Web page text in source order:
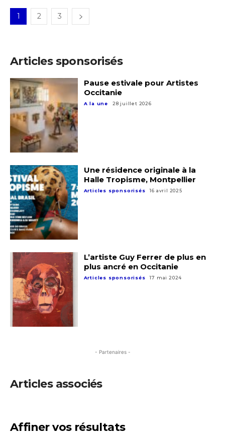
1 2 3
Articles sponsorisés
Pause estivale pour Artistes
Occitanie
A la une 28 juillet 2026
Une résidence originale à la
Halle Tropisme, Montpellier
Articles sponsorisés 16 avril 2025
L’artiste Guy Ferrer de plus en
plus ancré en Occitanie
Articles sponsorisés 17 mai 2024
- Partenaires -
Articles associés
Affiner vos résultats